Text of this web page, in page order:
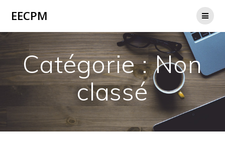
EECPM
Catégorie :Non
classé